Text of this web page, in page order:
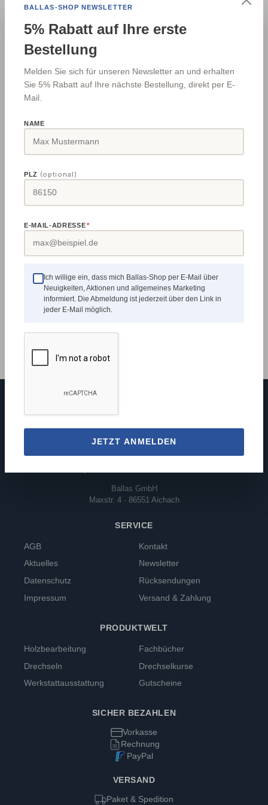
Bestellbar
€ Versandkosten DE/AT 1,95 € (Verpackungspauschale)
Internationale Versandkosten sieheVersand & Zahlung
Zum Merkzettel hinzufügen
Produktnummer:
Beschreibung
HerstellerSCM Group S.p.A Div. MINIMAXVia Casale
450, 47826 Villa Verucchio (RN),
BALLAS-SHOP NEWSLETTER
5% Rabatt auf Ihre erste
Bestellung
Melden Sie sich für unseren Newsletter an und erhalten
Sie 5% Rabatt auf Ihre nächste Bestellung, direkt per E-
Mail.
NAME
PLZ (optional)
E-MAIL-ADRESSE*
Ich willige ein, dass mich Ballas-Shop per E-Mail über
Neuigkeiten, Aktionen und allgemeines Marketing
informiert. Die Abmeldung ist jederzeit über den Link in
jeder E-Mail möglich.
JETZT ANMELDEN
Ballas GmbH
Maxstr. 4 · 86551 Aichach
SERVICE
AGB
Aktuelles
Datenschutz
Impressum
Kontakt
Newsletter
Rücksendungen
Versand & Zahlung
PRODUKTWELT
Holzbearbeitung
Drechseln
Werkstattausstattung
Fachbücher
Drechselkurse
Gutscheine
SICHER BEZAHLEN
Vorkasse
Rechnung
PayPal
VERSAND
Paket & Spedition